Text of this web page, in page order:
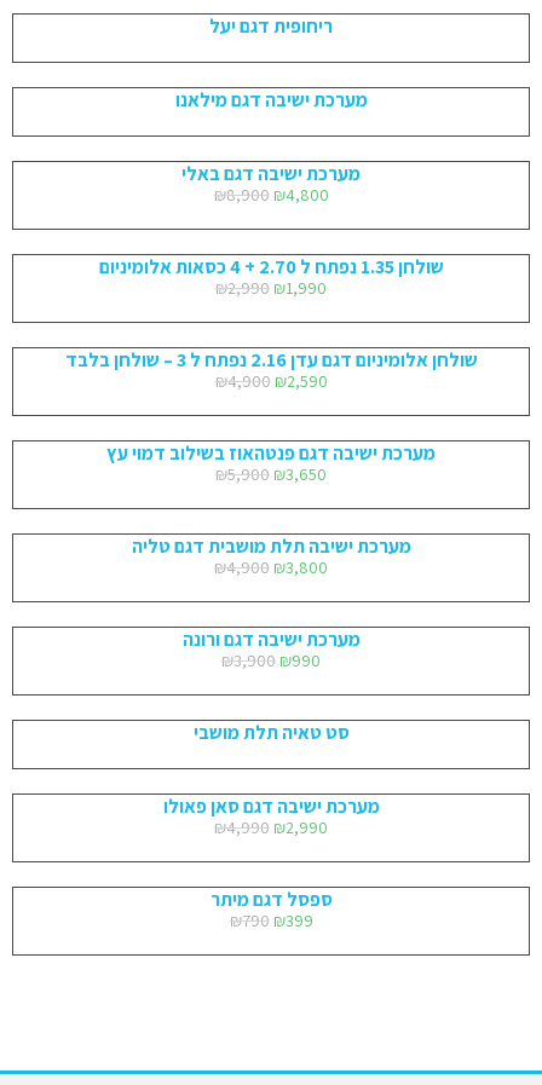
ריחופית דגם יעל
מערכת ישיבה דגם מילאנו
מערכת ישיבה דגם באלי
₪8,900 ₪4,800
שולחן 1.35 נפתח ל 2.70 + 4 כסאות אלומיניום
₪2,990 ₪1,990
שולחן אלומיניום דגם עדן 2.16 נפתח ל 3 – שולחן בלבד
₪4,900 ₪2,590
מערכת ישיבה דגם פנטהאוז בשילוב דמוי עץ
₪5,900 ₪3,650
מערכת ישיבה תלת מושבית דגם טליה
₪4,900 ₪3,800
מערכת ישיבה דגם ורונה
₪3,900 ₪990
סט טאיה תלת מושבי
מערכת ישיבה דגם סאן פאולו
₪4,990 ₪2,990
ספסל דגם מיתר
₪790 ₪399